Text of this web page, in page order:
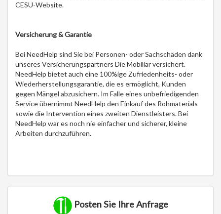
CESU-Website.
Versicherung & Garantie
Bei NeedHelp sind Sie bei Personen- oder Sachschäden dank
unseres Versicherungspartners Die Mobiliar versichert.
NeedHelp bietet auch eine 100%ige Zufriedenheits- oder
Wiederherstellungsgarantie, die es ermöglicht, Kunden
gegen Mängel abzusichern. Im Falle eines unbefriedigenden
Service übernimmt NeedHelp den Einkauf des Rohmaterials
sowie die Intervention eines zweiten Dienstleisters. Bei
NeedHelp war es noch nie einfacher und sicherer, kleine
Arbeiten durchzuführen.
Posten Sie Ihre Anfrage